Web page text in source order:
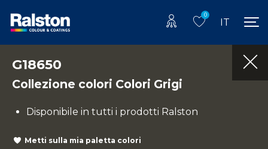
0
IT
G18650
Collezione colori Colori Grigi
Disponibile in tutti i prodotti Ralston
Metti sulla mia paletta colori